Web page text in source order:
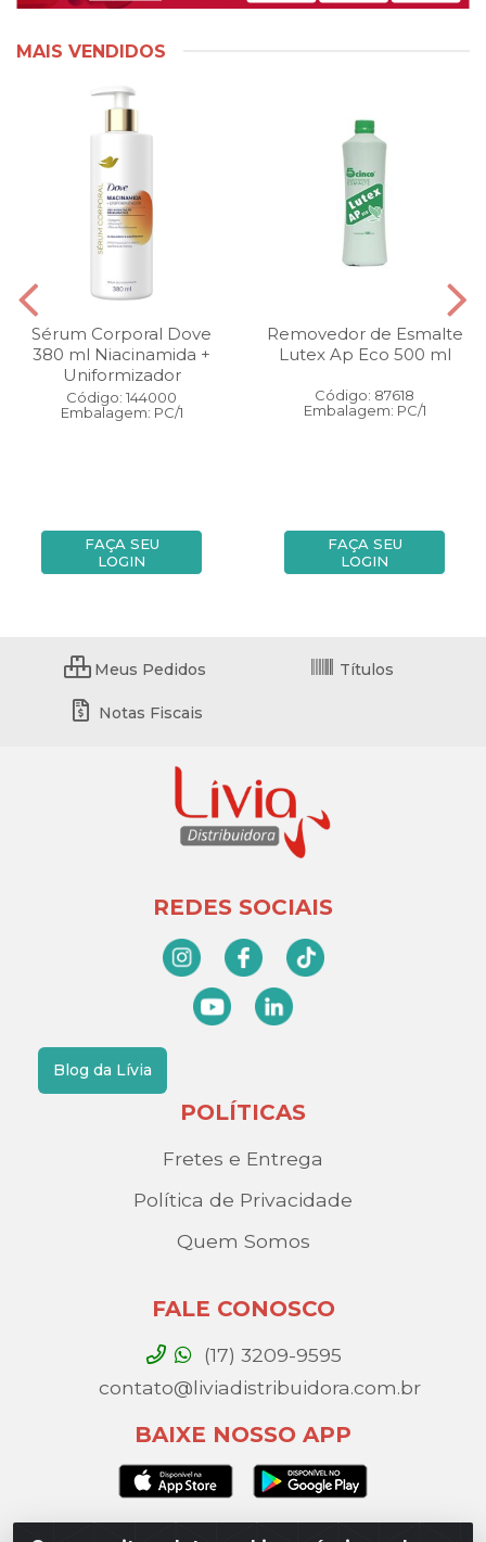
MAIS VENDIDOS
Sérum Corporal Dove
380 ml Niacinamida +
Uniformizador
Código: 144000
Embalagem: PC/1
FAÇA SEU
LOGIN
Removedor de Esmalte
Lutex Ap Eco 500 ml
Código: 87618
Embalagem: PC/1
FAÇA SEU
LOGIN
Meus Pedidos Títulos
Notas Fiscais
REDES SOCIAIS
Blog da Lívia
POLÍTICAS
Fretes e Entrega
Política de Privacidade
Quem Somos
FALE CONOSCO
(17) 3209-9595
contato@liviadistribuidora.com.br
BAIXE NOSSO APP